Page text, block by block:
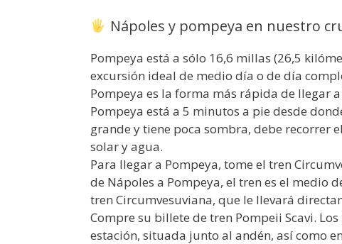
Nápoles y pompeya en nuestro
Pompeya está a sólo 16,6 millas (26,5
excursión ideal de medio día o de día
Pompeya es la forma más rápida de llegar
Pompeya está a 5 minutos a pie desde
grande y tiene poca sombra, debe recorrer
solar y agua.
Para llegar a Pompeya, tome el tren
de Nápoles a Pompeya, el tren es el medio
tren Circumvesuviana, que le llevará
Compre su billete de tren Pompeii Scavi.
estación, situada junto al andén, así como